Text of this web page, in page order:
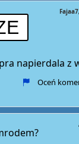
Fajaa7
napierdala z
Oceń